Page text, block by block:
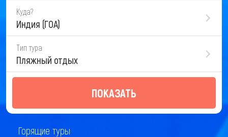
Куда?
Индия (ГОА)
Тип тура
Пляжный отдых
ПОКАЗАТЬ
Горящие туры